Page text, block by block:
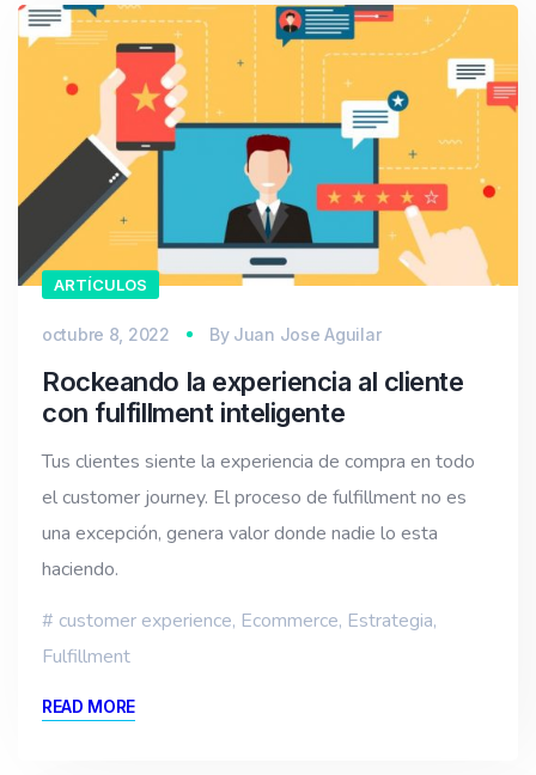
ARTÍCULOS
octubre 8, 2022 By Juan Jose Aguilar
Rockeando la experiencia al cliente
con fulfillment inteligente
Tus clientes siente la experiencia de compra en todo
el customer journey. El proceso de fulfillment no es
una excepción, genera valor donde nadie lo esta
haciendo.
customer experience, Ecommerce, Estrategia,
Fulfillment
READ MORE